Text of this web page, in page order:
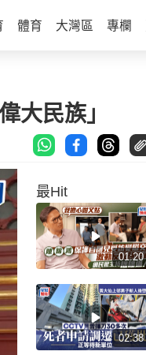
體育 大灣區 專欄
大民族」
最Hit
01:20
02:38